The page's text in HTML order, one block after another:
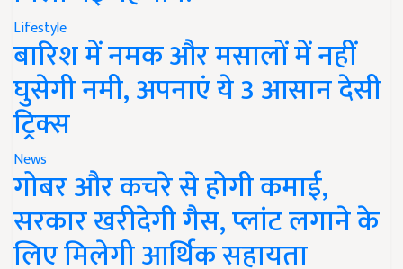
Lifestyle
बारिश में नमक और मसालों में नहीं
घुसेगी नमी, अपनाएं ये 3 आसान देसी
ट्रिक्स
News
गोबर और कचरे से होगी कमाई,
सरकार खरीदेगी गैस, प्लांट लगाने के
लिए मिलेगी आर्थिक सहायता